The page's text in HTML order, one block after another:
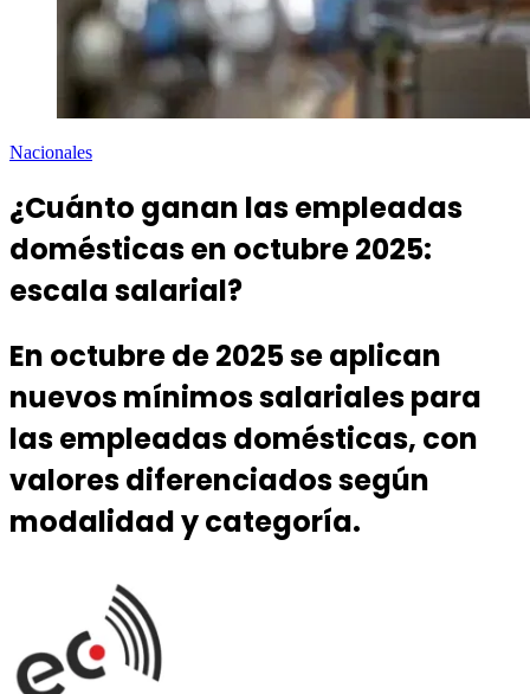
Nacionales
¿Cuánto ganan las empleadas
domésticas en octubre 2025:
escala salarial?
En octubre de 2025 se aplican
nuevos mínimos salariales para
las empleadas domésticas, con
valores diferenciados según
modalidad y categoría.